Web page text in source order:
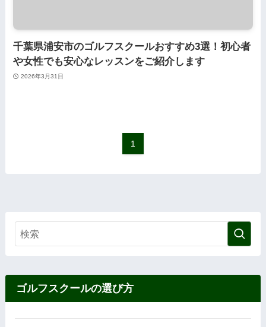
千葉県浦安市のゴルフスクールおすすめ3選！初心者
や女性でも安心なレッスンをご紹介します
2026年3月31日
1
ゴルフスクールの選び方